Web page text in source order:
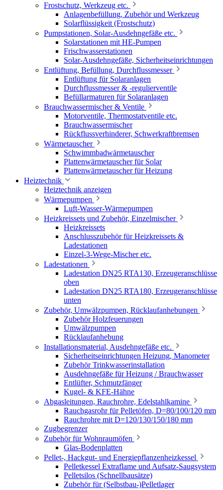
Frostschutz, Werkzeug etc.
Anlagenbefüllung, Zubehör und Werkzeug
Solarflüssigkeit (Frostschutz)
Pumpstationen, Solar-Ausdehngefäße etc.
Solarstationen mit HE-Pumpen
Frischwasserstationen
Solar-Ausdehngefäße, Sicherheitseinrichtungen
Entlüftung, Befüllung, Durchflussmesser
Entlüftung für Solaranlagen
Durchflussmesser & -regulierventile
Befüllarmaturen für Solaranlagen
Brauchwassermischer & Ventile
Motorventile, Thermostatventile etc.
Brauchwassermischer
Rückflussverhinderer, Schwerkraftbremsen
Wärmetauscher
Schwimmbadwärmetauscher
Plattenwärmetauscher für Solar
Plattenwärmetauscher für Heizung
Heiztechnik
Heiztechnik anzeigen
Wärmepumpen
Luft-Wasser-Wärmepumpen
Heizkreissets und Zubehör, Einzelmischer
Heizkreissets
Anschlusszubehör für Heizkreissets &
Ladestationen
Einzel-3-Wege-Mischer etc.
Ladestationen
Ladestation DN25 RTA130, Erzeugeranschlüsse
oben
Ladestation DN25 RTA180, Erzeugeranschlüsse
unten
Zubehör, Umwälzpumpen, Rücklaufanhebungen
Zubehör Holzfeuerungen
Umwälzpumpen
Rücklaufanhebung
Installationsmaterial, Ausdehngefäße etc.
Sicherheitseinrichtungen Heizung, Manometer
Zubehör Trinkwasserinstallation
Ausdehngefäße für Heizung / Brauchwasser
Entlüfter, Schmutzfänger
Kugel- & KFE-Hähne
Abgasleitungen, Rauchrohre, Edelstahlkamine
Rauchgasrohr für Pelletöfen, D=80/100/120 mm
Rauchrohre mit D=120/130/150/180 mm
Zugbegrenzer
Zubehör für Wohnraumöfen
Glas-Bodenplatten
Pellet-, Hackgut- und Energiepflanzenheizkessel
Pelletkessel Extraflame und Aufsatz-Saugsystem
Pelletsilos (Schnellbausätze)
Zubehör für (Selbstbau-)Pelletlager